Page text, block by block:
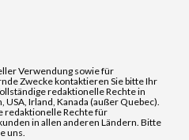
Verwendung sowie für
Zwecke kontaktieren Sie bitte Ihr
redaktionelle Rechte in
USA, Irland, Kanada (außer Quebec).
redaktionelle Rechte für
in allen anderen Ländern. Bitte
uns.